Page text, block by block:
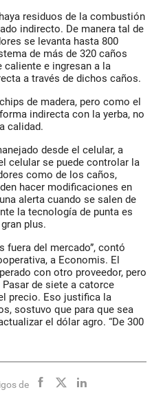
residuos de la combustión
indirecto. De manera tal de
se levanta hasta 800
de más de 320 caños
e ingresan a la
a través de dichos caños.
de madera, pero como el
indirecta con la yerba, no
calidad.
desde el celular, a
celular se puede controlar la
como de los caños,
hacer modificaciones en
alerta cuando se salen de
la tecnología de punta es
plus.
fuera del mercado”, contó
a Economis. El
con otro proveedor, pero
de siete a catorce
precio. Eso justifica la
sostuvo que para que sea
el dólar agro. “De 300
de